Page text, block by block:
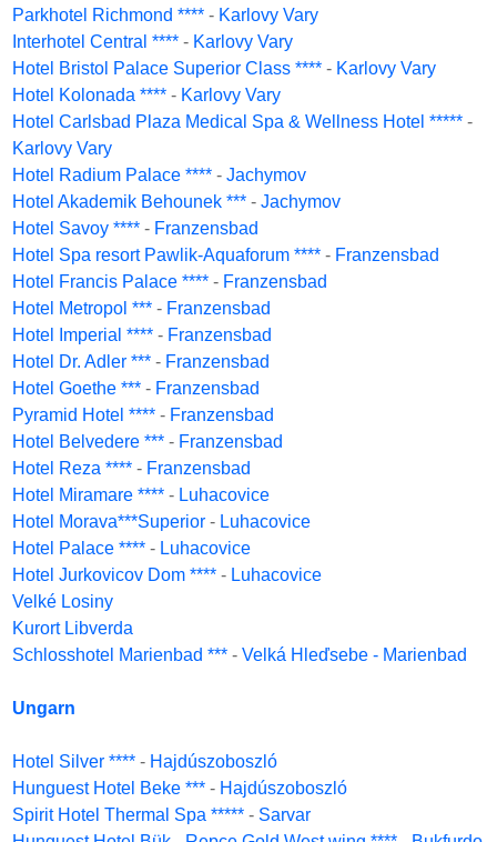
Parkhotel Richmond **** - Karlovy Vary
Interhotel Central **** - Karlovy Vary
Hotel Bristol Palace Superior Class **** - Karlovy Vary
Hotel Kolonada **** - Karlovy Vary
Hotel Carlsbad Plaza Medical Spa & Wellness Hotel ***** -
Karlovy Vary
Hotel Radium Palace **** - Jachymov
Hotel Akademik Behounek *** - Jachymov
Hotel Savoy **** - Franzensbad
Hotel Spa resort Pawlik-Aquaforum **** - Franzensbad
Hotel Francis Palace **** - Franzensbad
Hotel Metropol *** - Franzensbad
Hotel Imperial **** - Franzensbad
Hotel Dr. Adler *** - Franzensbad
Hotel Goethe *** - Franzensbad
Pyramid Hotel **** - Franzensbad
Hotel Belvedere *** - Franzensbad
Hotel Reza **** - Franzensbad
Hotel Miramare **** - Luhacovice
Hotel Morava***Superior - Luhacovice
Hotel Palace **** - Luhacovice
Hotel Jurkovicov Dom **** - Luhacovice
Velké Losiny
Kurort Libverda
Schlosshotel Marienbad *** - Velká Hleďsebe - Marienbad
Ungarn
Hotel Silver **** - Hajdúszoboszló
Hunguest Hotel Beke *** - Hajdúszoboszló
Spirit Hotel Thermal Spa ***** - Sarvar